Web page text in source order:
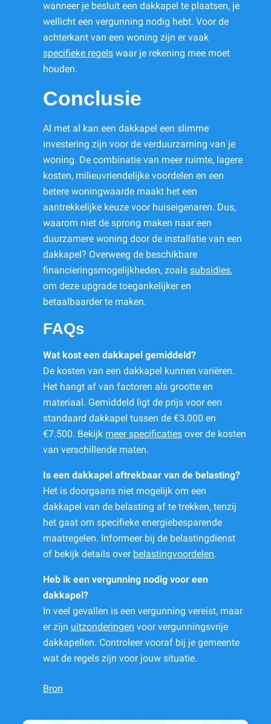
wanneer je besluit een dakkapel te plaatsen, je
wellicht een vergunning nodig hebt. Voor de
achterkant van een woning zijn er vaak
specifieke regels waar je rekening mee moet
houden.
Conclusie
Al met al kan een dakkapel een slimme
investering zijn voor de verduurzaming van je
woning. De combinatie van meer ruimte, lagere
kosten, milieuvriendelijke voordelen en een
betere woningwaarde maakt het een
aantrekkelijke keuze voor huiseigenaren. Dus,
waarom niet de sprong maken naar een
duurzamere woning door de installatie van een
dakkapel? Overweeg de beschikbare
financieringsmogelijkheden, zoals subsidies,
om deze upgrade toegankelijker en
betaalbaarder te maken.
FAQs
Wat kost een dakkapel gemiddeld?
De kosten van een dakkapel kunnen variëren.
Het hangt af van factoren als grootte en
materiaal. Gemiddeld ligt de prijs voor een
standaard dakkapel tussen de €3.000 en
€7.500. Bekijk meer specificaties over de kosten
van verschillende maten.
Is een dakkapel aftrekbaar van de belasting?
Het is doorgaans niet mogelijk om een
dakkapel van de belasting af te trekken, tenzij
het gaat om specifieke energiebesparende
maatregelen. Informeer bij de belastingdienst
of bekijk details over belastingvoordelen.
Heb ik een vergunning nodig voor een
dakkapel?
In veel gevallen is een vergunning vereist, maar
er zijn uitzonderingen voor vergunningsvrije
dakkapellen. Controleer vooraf bij je gemeente
wat de regels zijn voor jouw situatie.
Bron